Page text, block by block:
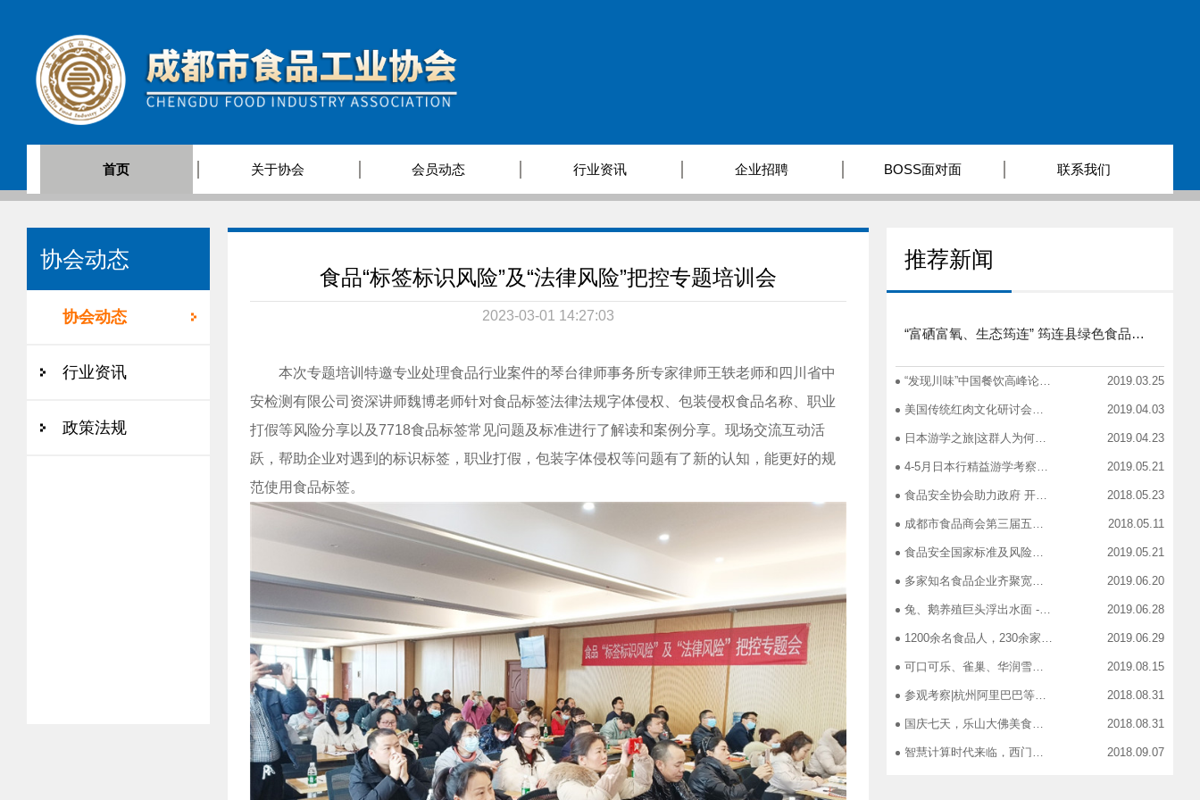
首页 关于协会 会员动态 行业资讯 企业招聘 BOSS面对面 联系我们
协会动态
协会动态
行业资讯
政策法规
食品“标签标识风险”及“法律风险”把控专题培训会
2023-03-01 14:27:03
本次专题培训特邀专业处理食品行业案件的琴台律师事务所专家律师王轶老师和四川省中
安检测有限公司资深讲师魏博老师针对食品标签法律法规字体侵权、包装侵权食品名称、职业
打假等风险分享以及7718食品标签常见问题及标准进行了解读和案例分享。现场交流互动活
跃，帮助企业对遇到的标识标签，职业打假，包装字体侵权等问题有了新的认知，能更好的规
范使用食品标签。
推荐新闻
“富硒富氧、生态筠连” 筠连县绿色食品产业招商推介会圆满举行
“发现川味”中国餐饮高峰论坛在蓉举办 2019.03.25
美国传统红肉文化研讨会在蓉召开 2019.04.03
日本游学之旅|这群人为何引得7-11总部5大高管集团出动 2019.04.23
4-5月日本行精益游学考察，探访标杆企业、解析成功密码 2019.05.21
食品安全协会助力政府 开展生产环节、流通环节、餐饮环节培训会 2018.05.23
成都市食品商会第三届五次常务理事会召开 2018.05.11
食品安全国家标准及风险管控培训——新都站、广汉站、简阳站 2019.05.21
多家知名食品企业齐聚宽窄巷子，助力“2019食品安全宣传周” 2019.06.20
兔、鹅养殖巨头浮出水面 ----新疆昆仑绿源亮相成都餐饮供应链展 引领绿色食材新高度 2019.06.28
1200余名食品人，230余家特色食品企业，50余家新零售平台齐聚成都“搞事情”！ 2019.06.29
可口可乐、雀巢、华润雪花、旺旺、百威、青岛啤酒，销售过亿的经销商等齐聚上海，只为2019中国快消品大会！ 2019.08.15
参观考察|杭州阿里巴巴等电商平台深度对接，仅剩3个名额！ 2018.08.31
国庆七天，乐山大佛美食展，卖到断货你怕了吗？ 2018.08.31
智慧计算时代来临，西门子助力传统产业数字化转型升级！ 2018.09.07